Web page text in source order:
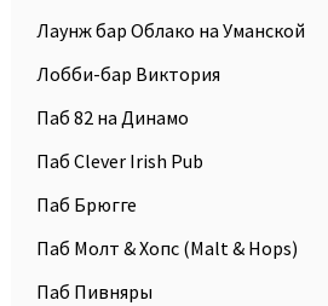
Лаунж бар Облако на Уманской
Лобби-бар Виктория
Паб 82 на Динамо
Паб Clever Irish Pub
Паб Брюгге
Паб Молт & Хопс (Malt & Hops)
Паб Пивняры